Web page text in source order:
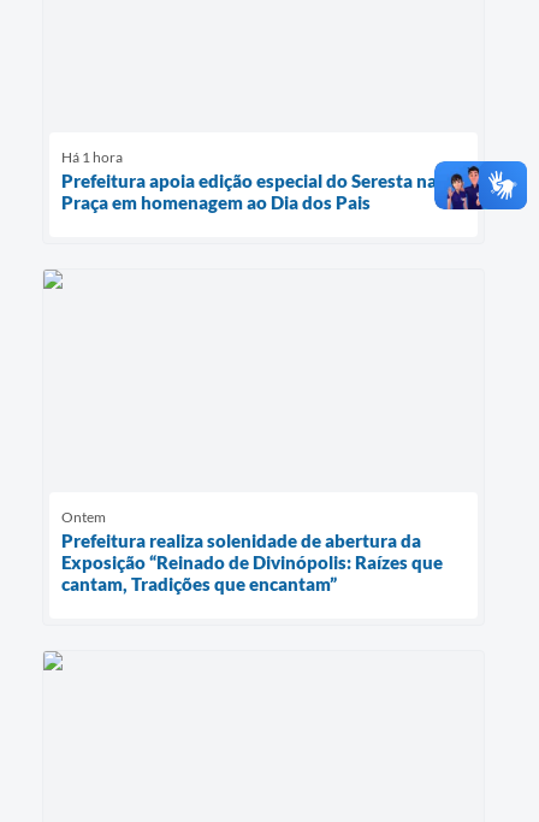
Há 1 hora
Prefeitura apoia edição especial do Seresta na
Praça em homenagem ao Dia dos Pais
Ontem
Prefeitura realiza solenidade de abertura da
Exposição “Reinado de Divinópolis: Raízes que
cantam, Tradições que encantam”